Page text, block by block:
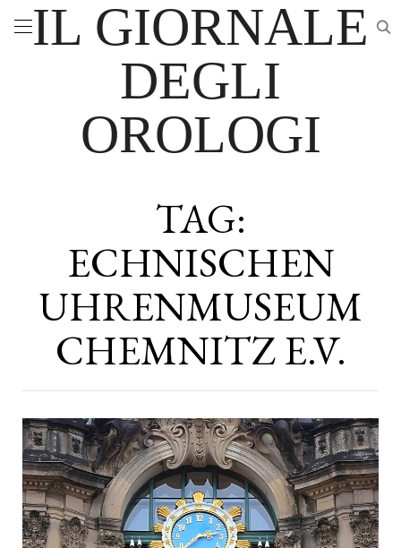
IL GIORNALE
DEGLI
OROLOGI
TAG:
ECHNISCHEN
UHRENMUSEUM
CHEMNITZ E.V.